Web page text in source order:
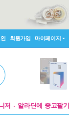
회원가입 마이페이지
저 알라딘에 중고팔기